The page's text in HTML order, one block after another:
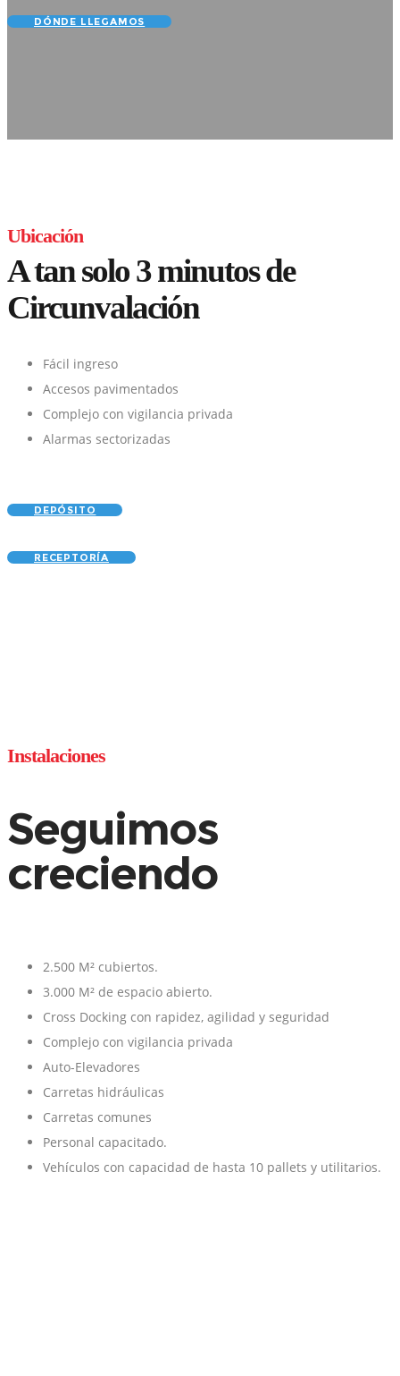
DÓNDE LLEGAMOS
Ubicación
A tan solo 3 minutos de
Circunvalación
Fácil ingreso
Accesos pavimentados
Complejo con vigilancia privada
Alarmas sectorizadas
DEPÓSITO
RECEPTORÍA
Instalaciones
Seguimos
creciendo
2.500 M² cubiertos.
3.000 M² de espacio abierto.
Cross Docking con rapidez, agilidad y seguridad
Complejo con vigilancia privada
Auto-Elevadores
Carretas hidráulicas
Carretas comunes
Personal capacitado.
Vehículos con capacidad de hasta 10 pallets y utilitarios.